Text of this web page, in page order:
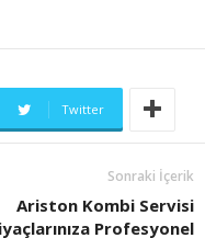
Twitter
Sonraki İçerik
Ariston Kombi Servisi
Profesyonel